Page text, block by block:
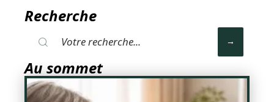
Recherche
Au sommet